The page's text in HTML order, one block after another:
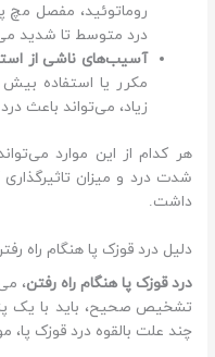
روماتوئید، مفصل مچ
درد متوسط تا شدید
آسیب‌های ناشی از
مکرر یا استفاده بیش
زیاد، می‌تواند باعث
هر کدام از این موارد
شدت درد و میزان
داشت.
دلیل درد قوزک پا هنگام راه
درد قوزک پا هنگام راه رفتن،
تشخیص صحیح، باید با یک
چند علت بالقوه درد قوزک پا،